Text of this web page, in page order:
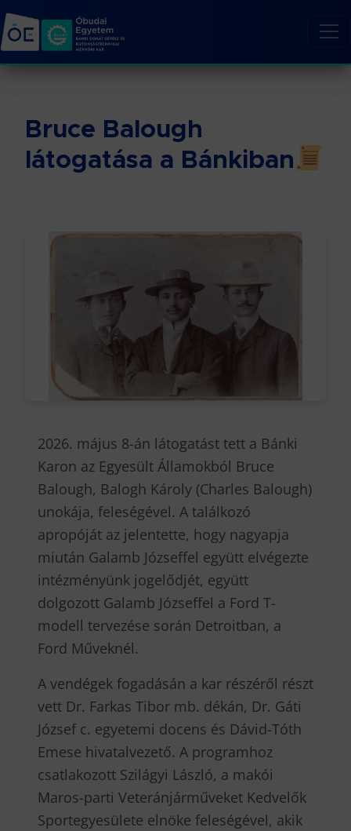
Bruce Balough
látogatása a Bánkiban
2026. május 8-án látogatást tett a Bánki
Karon az Egyesült Államokból Bruce
Balough, Balogh Károly (Charles Balough)
unokája, feleségével. A találkozó
apropóját az jelentette, hogy nagyapja
miután Galamb Józseffel együtt elvégezte
intézményünk jogelődjét, együtt
dolgozott Galamb Józseffel a Ford T-
modell tervezése során Detroitban, a
Ford Műveknél.
A vendégek fogadásán a kar részéről részt
vett Dr. Farkas Tibor mb. dékán, Dr. Gáti
József c. egyetemi docens és Dávid-Tóth
Emese hivatalvezető. A programhoz
csatlakozott Szilágyi László, a makói
Maros-parti Veteránjárműveket Kedvelők
Sportegyesülete elnöke feleségével, akik